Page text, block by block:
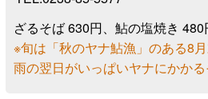
ざるそば 630円、鮎の塩焼き 480
※旬は「秋のヤナ鮎漁」のある8月
雨の翌日がいっぱいヤナにかかる